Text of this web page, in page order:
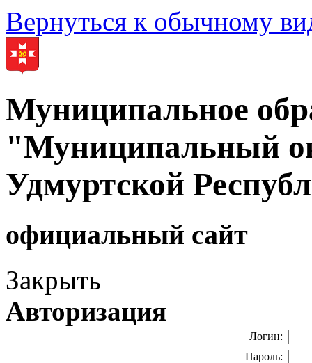
Вернуться к обычному
Муниципальное
"Муниципальный
Удмуртской
официальный сайт
Закрыть
Авторизация
Логин:
Пароль: